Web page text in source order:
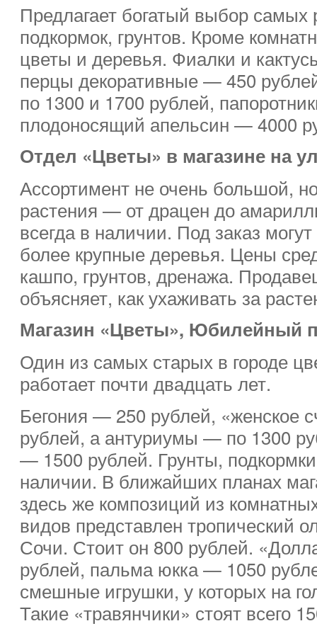
Предлагает богатый выбор самых
подкормок, грунтов. Кроме
цветы и деревья. Фиалки и
перцы декоративные — 450
по 1300 и 1700 рублей,
плодоносящий апельсин — 4000
Отдел «Цветы» в магазине на
Ассортимент не очень большой,
растения — от драцен до
всегда в наличии. Под заказ
более крупные деревья. Цены
кашпо, грунтов, дренажа.
объясняет, как ухаживать за
Магазин «Цветы», Юбилейный
Один из самых старых в городе
работает почти двадцать лет.
Бегония — 250 рублей, «женское
рублей, а антуриумы — по 1300
— 1500 рублей. Грунты,
наличии. В ближайших планах
здесь же композиций из
видов представлен тропический
Сочи. Стоит он 800 рублей.
рублей, пальма юкка — 1050
смешные игрушки, у которых на
Такие «травянчики» стоят всего